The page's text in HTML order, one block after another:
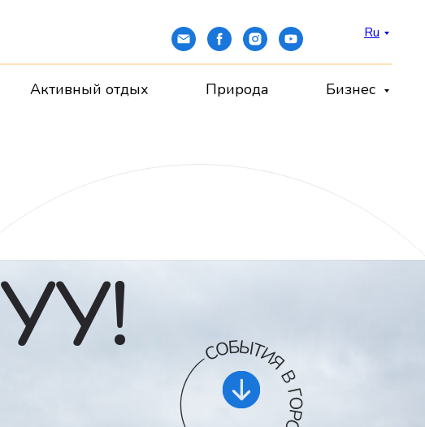
Ru
Активный отдых Природа Бизнес